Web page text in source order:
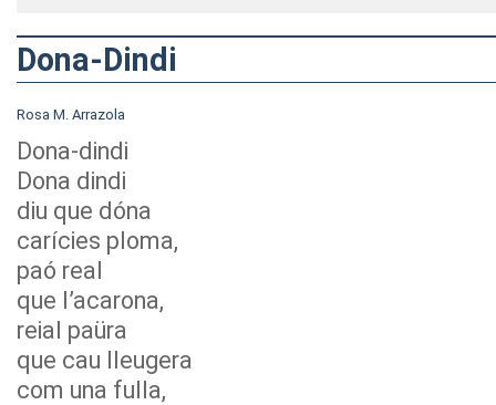
Dona-Dindi
Rosa M. Arrazola
Dona-dindi
Dona dindi
diu que dóna
carícies ploma,
paó real
que l’acarona,
reial paüra
que cau lleugera
com una fulla,